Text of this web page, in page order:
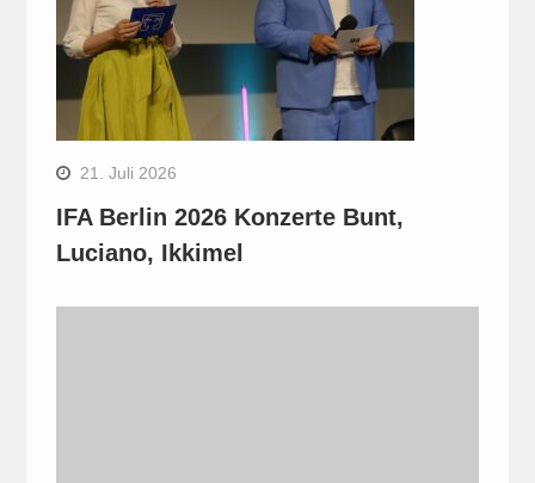
21. Juli 2026
IFA Berlin 2026 Konzerte Bunt,
Luciano, Ikkimel